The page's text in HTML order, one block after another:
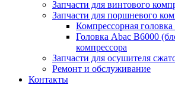
Запчасти для винтового
Запчасти для поршневого
Компрессорная
Головка Abac B6000
компрессора
Запчасти для осушителя
Ремонт и обслуживание
Контакты